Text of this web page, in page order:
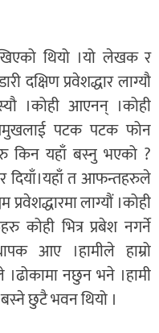
थियो ।यो लेखक र
दक्षिण प्रवेशद्धार लाग्यौ
।कोही आएनन् ।कोही
पटक पटक फोन
किन यहाँ बस्नु भएको ?
दियाँ।यहाँ त आफन्तहरुले
लाग्यौं ।कोही
कोही भित्र प्रबेश नगर्ने
आए ।हामीले हाम्रो
नछुन भने ।हामी
बस्ने छुटै भवन थियो ।